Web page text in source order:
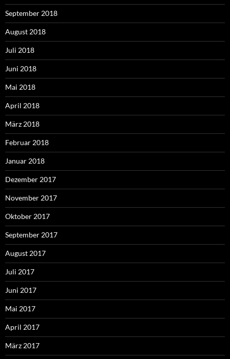
September 2018
August 2018
Juli 2018
Juni 2018
Mai 2018
April 2018
März 2018
Februar 2018
Januar 2018
Dezember 2017
November 2017
Oktober 2017
September 2017
August 2017
Juli 2017
Juni 2017
Mai 2017
April 2017
März 2017